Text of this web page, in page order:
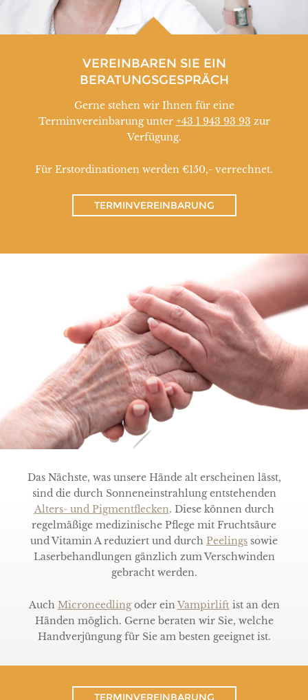
VEREINBAREN SIE EIN
BERATUNGSGESPRÄCH
Gerne stehen wir Ihnen für eine
Terminvereinbarung unter +43 1 943 93 93 zur
Verfügung.
Für Erstordinationen werden €150,- verrechnet.
TERMINVEREINBARUNG
Das Nächste, was unsere Hände alt erscheinen lässt,
sind die durch Sonneneinstrahlung entstehenden
Alters- und Pigmentflecken. Diese können durch
regelmäßige medizinische Pflege mit Fruchtsäure
und Vitamin A reduziert und durch Peelings sowie
Laserbehandlungen gänzlich zum Verschwinden
gebracht werden.
Auch Microneedlingoder einVampirliftist an den
Händen möglich. Gerne beraten wir Sie, welche
Handverjüngung für Sie am besten geeignet ist.
TERMINVEREINBARUNG